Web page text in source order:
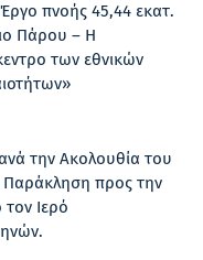
πνοής 45,44 εκατ.
Πάρου – Η
των εθνικών
την Ακολουθία του
Παράκληση προς την
Ιερό